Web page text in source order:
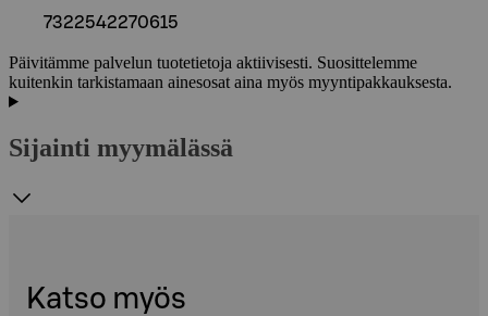
7322542270615
Päivitämme palvelun tuotetietoja aktiivisesti. Suosittelemme
kuitenkin tarkistamaan ainesosat aina myös myyntipakkauksesta.
Sijainti myymälässä
Katso myös